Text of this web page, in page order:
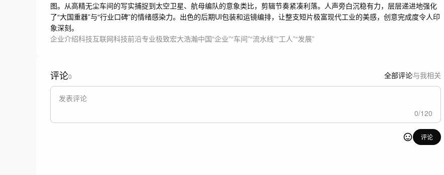
图。从高精无尘车间的写实捕捉到太空卫星、航母编队的意象类比，剪辑节奏紧凑利落。人声旁白沉稳有力，层层递进地强化
了“大国重器”与“行业口碑”的情绪感染力。出色的后期UI包装和运镜编排，让整支短片极富现代工业的美感，创意完成度令人印
象深刻。
企业介绍科技互联网科技前沿专业极致宏大浩瀚中国“企业”“车间”“流水线”“工人”“发展”
评论0 全部评论与我相关
0/120
评论